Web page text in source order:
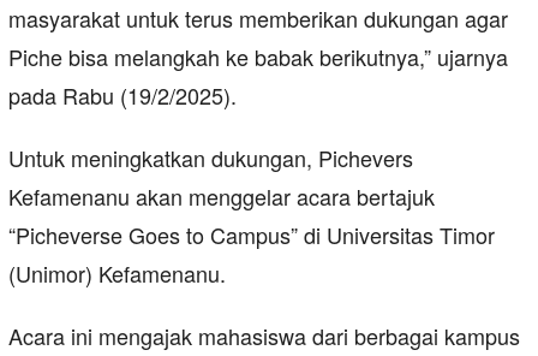
masyarakat untuk terus memberikan dukungan agar
Piche bisa melangkah ke babak berikutnya,” ujarnya
pada Rabu (19/2/2025).
Untuk meningkatkan dukungan, Pichevers
Kefamenanu akan menggelar acara bertajuk
“Picheverse Goes to Campus” di Universitas Timor
(Unimor) Kefamenanu.
Acara ini mengajak mahasiswa dari berbagai kampus